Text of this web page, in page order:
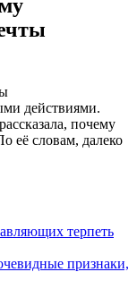
действиями.
почему
её словам, далеко
терпеть
признаки,